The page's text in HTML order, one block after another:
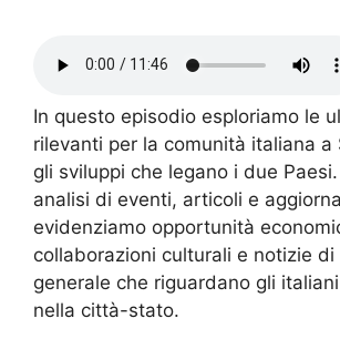
In questo episodio esploriamo le
rilevanti per la comunità italiana a
gli sviluppi che legano i due
analisi di eventi, articoli e
evidenziamo opportunità
collaborazioni culturali e notizie di
generale che riguardano gli
nella città-stato.